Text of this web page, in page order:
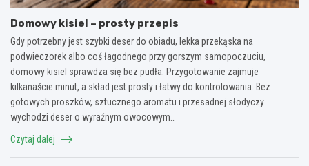
Domowy kisiel – prosty przepis
Gdy potrzebny jest szybki deser do obiadu, lekka przekąska na
podwieczorek albo coś łagodnego przy gorszym samopoczuciu,
domowy kisiel sprawdza się bez pudła. Przygotowanie zajmuje
kilkanaście minut, a skład jest prosty i łatwy do kontrolowania. Bez
gotowych proszków, sztucznego aromatu i przesadnej słodyczy
wychodzi deser o wyraźnym owocowym…
Czytaj dalej